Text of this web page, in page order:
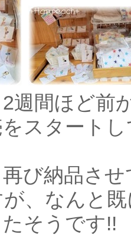
週間ほど前
スタート
び納品さ
、なんと
そうです!!